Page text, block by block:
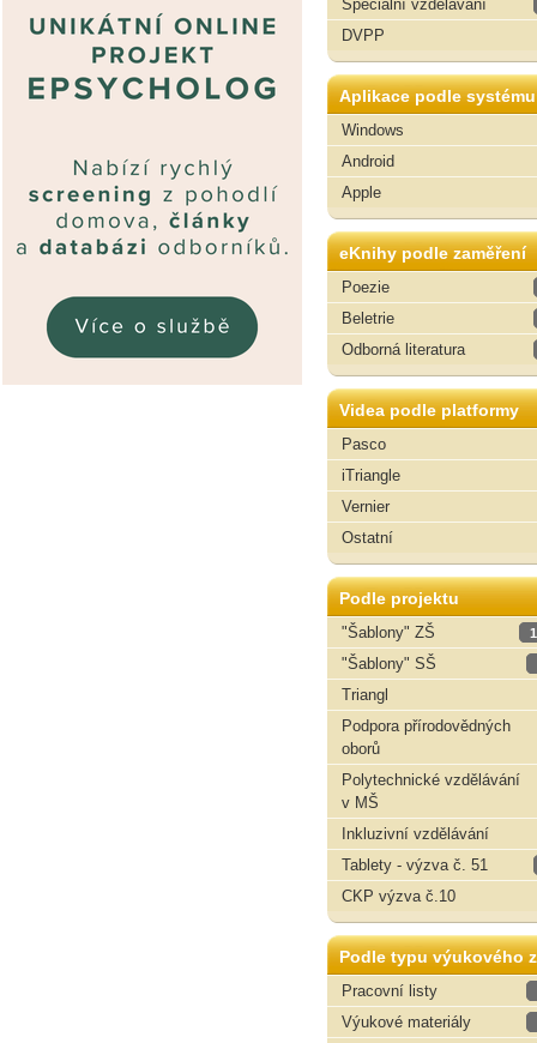
Speciální vzdělávání
DVPP
Aplikace podle systému
Windows
Android
Apple
eKnihy podle zaměření
Poezie
Beletrie
Odborná literatura
Videa podle platformy
Pasco
iTriangle
Vernier
Ostatní
Podle projektu
"Šablony" ZŠ
"Šablony" SŠ
Triangl
Podpora přírodovědných
oborů
Polytechnické vzdělávání
v MŠ
Inkluzivní vzdělávání
Tablety - výzva č. 51
CKP výzva č.10
Podle typu výukového
Pracovní listy
Výukové materiály